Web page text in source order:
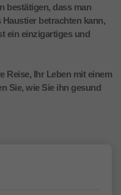
bestätigen, dass man
betrachten kann,
ein einzigartiges und
Reise, Ihr Leben mit einem
Sie, wie Sie ihn gesund